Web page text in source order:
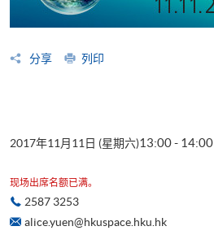
分享 列印
2017年11月11日 (星期六)13:00 - 14:00
现场出席名额已满。
2587 3253
alice.yuen@hkuspace.hku.hk